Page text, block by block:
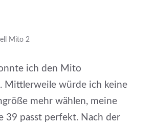
Mito 2
ich den Mito
Mittlerweile würde ich keine
mehr wählen, meine
39 passt perfekt. Nach der